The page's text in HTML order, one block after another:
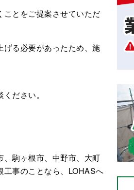
とをご提案させていただ
る必要があったため、施
ださい。
駒ヶ根市、中野市、大町
事のことなら、LOHASへ